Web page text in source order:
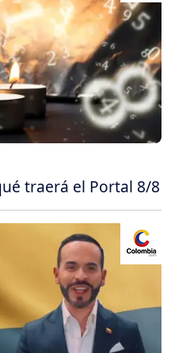
traerá el Portal 8/8